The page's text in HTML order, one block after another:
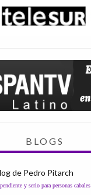
BLOGS
de Pedro Pitarch
y serio para personas cabales